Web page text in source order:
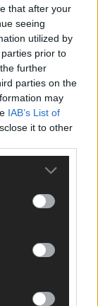
that after your
seeing
utilized by
prior to
further
parties on the
may
IAB’s List of
it to other